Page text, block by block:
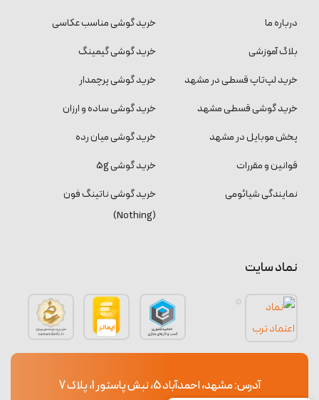
درباره ما
بلاگ آموزشی
خرید لپ‌تاپ قسطی در مشهد
خرید گوشی قسطی مشهد
پخش موبایل در مشهد
قوانین و مقررات
نمایندگی شیائومی
خرید گوشی مناسب عکاسی
خرید گوشی گیمینگ
خرید گوشی پرچمدار
خرید گوشی ساده و ارزان
خرید گوشی میان رده
خرید گوشی 5g
خرید گوشی ناتینگ فون
(Nothing)
نماد سایت
آدرس: مشهد، احمدآباد 5، نبش پاستور 1، پلاک 7